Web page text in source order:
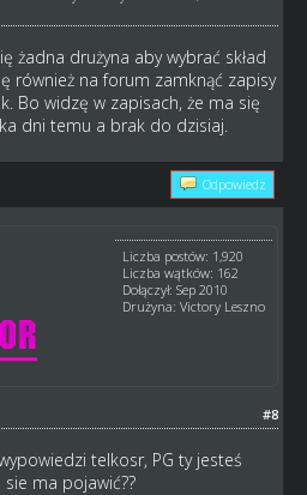
żadna drużyna aby wybrać skład
również na forum zamknąć zapisy
Bo widzę w zapisach, że ma się
dni temu a brak do dzisiaj.
Odpowiedz
Liczba postów: 1,920
Liczba wątków: 162
Dołączył: Sep 2010
Drużyna: Victory Leszno
#8
telkosr, PG ty jesteś
ma pojawić??